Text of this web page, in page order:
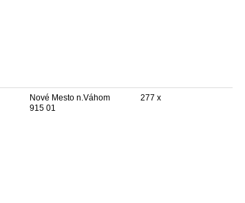
Nové Mesto n.Váhom
915 01
277 x